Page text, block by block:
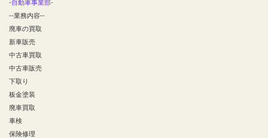
-自動車事業部-
--業務内容--
廃車の買取
新車販売
中古車買取
中古車販売
下取り
板金塗装
廃車買取
車検
保険修理